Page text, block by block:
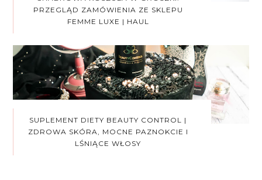
PRZEGLĄD ZAMÓWIENIA ZE SKLEPU
FEMME LUXE | HAUL
SUPLEMENT DIETY BEAUTY CONTROL |
ZDROWA SKÓRA, MOCNE PAZNOKCIE I
LŚNIĄCE WŁOSY